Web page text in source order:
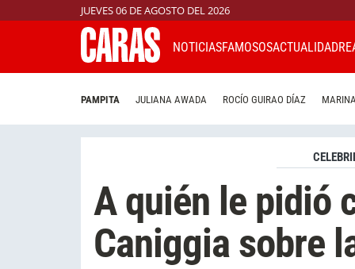
JUEVES 06 DE AGOSTO DEL 2026
NOTICIASFAMOSOSACTUALIDAD
PAMPITA JULIANA AWADA ROCÍO GUIRAO DÍAZ
A quién le pidió
Caniggia sobre